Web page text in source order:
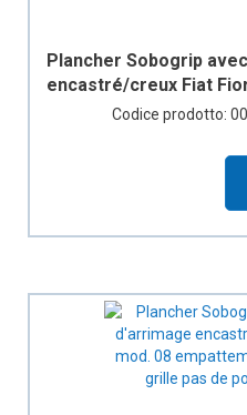
Plancher Sobogrip
encastré/creux Fiat
empattement 2513mm,
Codice prodotto: